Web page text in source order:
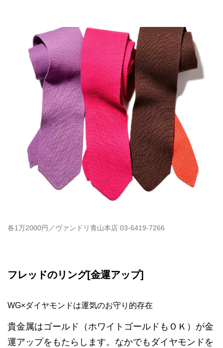
各1万2000円／ヴァンドリ青山本店 03-6419-7266
フレッドのリング[金運アップ]
WG×ダイヤモンドは運気のお守り的存在
貴金属はゴールド（ホワイトゴールドもＯＫ）が金
運アップをもたらします。なかでもダイヤモンドを